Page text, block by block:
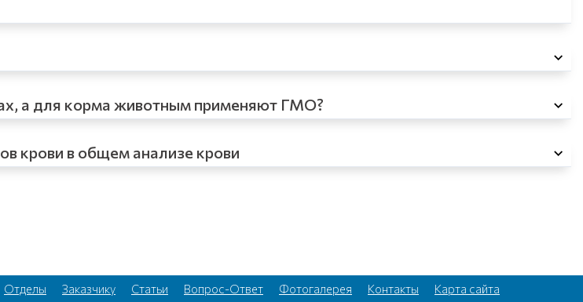
а для корма животным применяют ГМО?
крови в общем анализе крови
Отделы Заказчику Статьи Вопрос-Ответ Фотогалерея Контакты Карта сайта